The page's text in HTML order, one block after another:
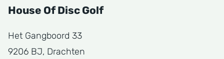
House Of Disc Golf
Het Gangboord 33
9206 BJ, Drachten